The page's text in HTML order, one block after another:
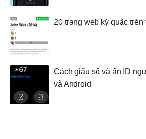
20 trang web kỳ quặc trên
Cách giấu số và ẩn ID
và Android